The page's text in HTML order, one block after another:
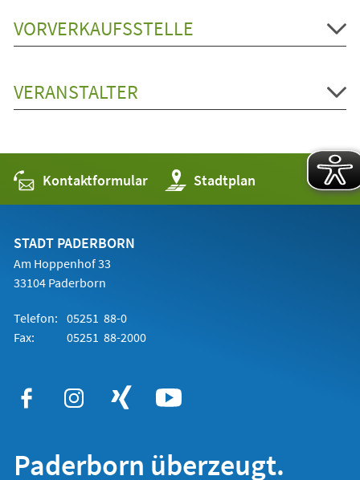
VORVERKAUFSSTELLE
VERANSTALTER
Kontaktformular Stadtplan
(Öffnet
in
einem
STADT PADERBORN
Am Hoppenhof 33
33104 Paderborn
Telefon: 05251 88-0
Fax:
05251 88-2000
Paderborn überzeugt.